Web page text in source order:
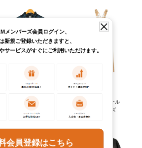
(税込)
長袖 フランネルチェックシ
Dickies/ディッキーズ
¥9,790
ダック オーバーオール
Dickies/ディッキーズ
メンバーズ会員ログイン、
新規ご登録いただきますと、
サービスがすぐにご利用いただけます。
会員登録はこちら